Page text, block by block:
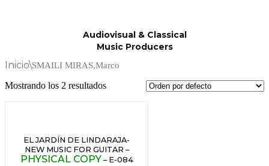
Audiovisual & Classical
Music Producers
Inicio\SMAILI MIRAS,Marco
Mostrando los 2 resultados
EL JARDÍN DE LINDARAJA-
NEW MUSIC FOR GUITAR –
PHYSICAL COPY – E-084